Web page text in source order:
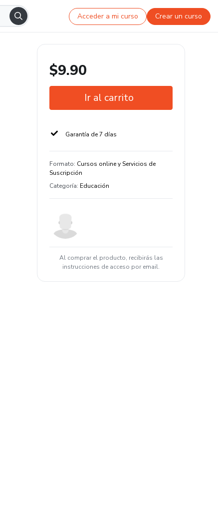
Acceder a mi curso Crear un curso
$9.90
Ir al carrito
Garantía de 7 días
Formato: Cursos online y Servicios de
Suscripción
Categoría: Educación
Al comprar el producto, recibirás las
instrucciones de acceso por email.